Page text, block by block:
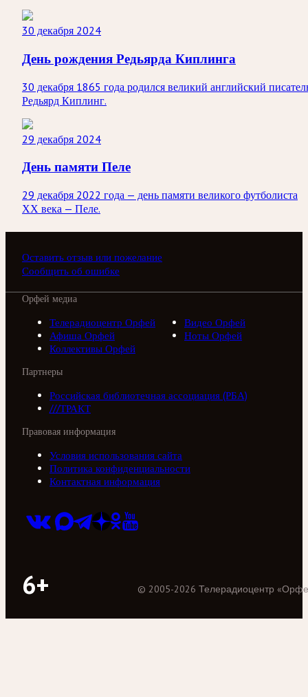
30 декабря 2024
День рождения Редьярда Киплинга
30 декабря 1865 года родился великий английский
Редьярд Киплинг.
29 декабря 2024
День памяти Пеле
29 декабря 2022 года — день памяти великого футболиста
ХХ века — Пеле.
Оставить отзыв или пожелание
Сообщить об ошибке
Орфей медиа
Телерадиоцентр Орфей
Видео Орфей
Афиша Орфей
Ноты Орфей
Коллективы Орфей
Партнеры
Российская библиотечная ассоциация (РБА)
///ТРАКТ
Правовая информация
Условия использования сайта
Политика конфиденциальности
Контактная информация
6+ © 2005-2026 Телерадиоцентр